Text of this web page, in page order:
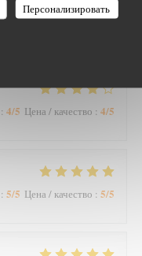
Персонализировать
: 4/5 Цена / качество : 4/5
: 5/5 Цена / качество : 5/5